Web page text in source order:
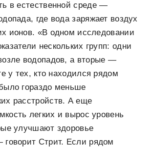
в естественной среде —
где вода заряжает воздух
ионов. «В одном исследовании
нескольких групп: одни
водопадов, а вторые —
у тех, кто находился рядом
гораздо меньше
расстройств. А еще
легких и вырос уровень
улучшают здоровье
говорит Стрит. Если рядом